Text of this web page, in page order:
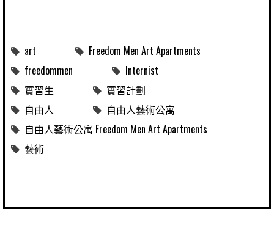
art
Freedom Men Art Apartments
freedommen
Internist
實習生
實習計劃
自由人
自由人藝術公寓
自由人藝術公寓 Freedom Men Art Apartments
藝術